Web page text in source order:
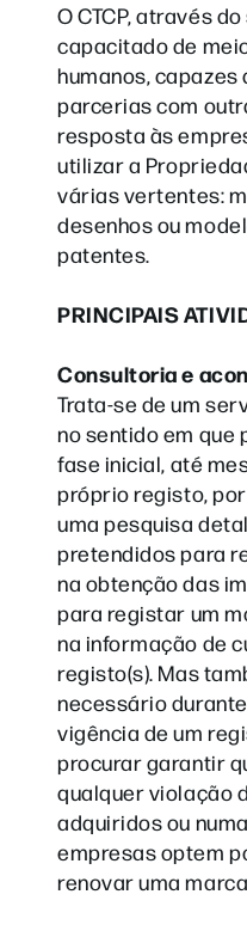
O CTCP, através
capacitado de
humanos, capazes
parcerias com
resposta às
utilizar a
várias vertentes:
desenhos ou
patentes.
PRINCIPAIS
Consultoria e
Trata-se de um
no sentido em que
fase inicial, até
próprio registo,
uma pesquisa
pretendidos para
na obtenção das
para registar um
na informação de
registo(s). Mas
necessário
vigência de um
procurar garantir
qualquer violação
adquiridos ou
empresas optem
renovar uma